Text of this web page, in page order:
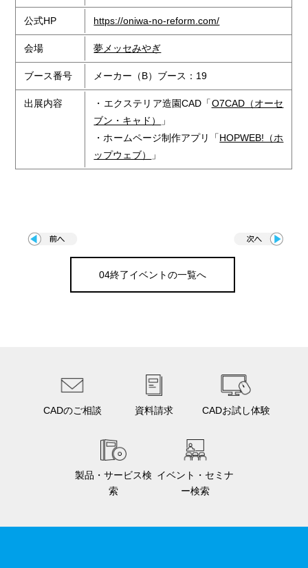
公式HP https://oniwa-no-reform.com/
会場 夢メッセみやぎ
ブース番号 メーカー（B）ブース：19
出展内容 ・エクステリア造園CAD「O7CAD（オーセ
ブン・キャド）
」
・ホームページ制作アプリ「HOPWEB!（ホ
ップウェブ）
」
04終了イベントの一覧へ
CADのご相談 資料請求 CADお試し体験
製品・サービス検
索
イベント・セミナ
ー検索